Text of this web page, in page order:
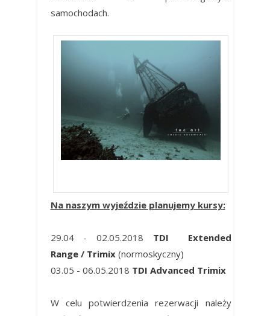
samochodach.
Na naszym wyjeździe planujemy kursy:
29.04 - 02.05.2018 TDI
Extended
Range/ Trimix (normoskyczny)
03.05 - 06.05.2018 TDI Advanced Trimix
W celu potwierdzenia rezerwacji należy